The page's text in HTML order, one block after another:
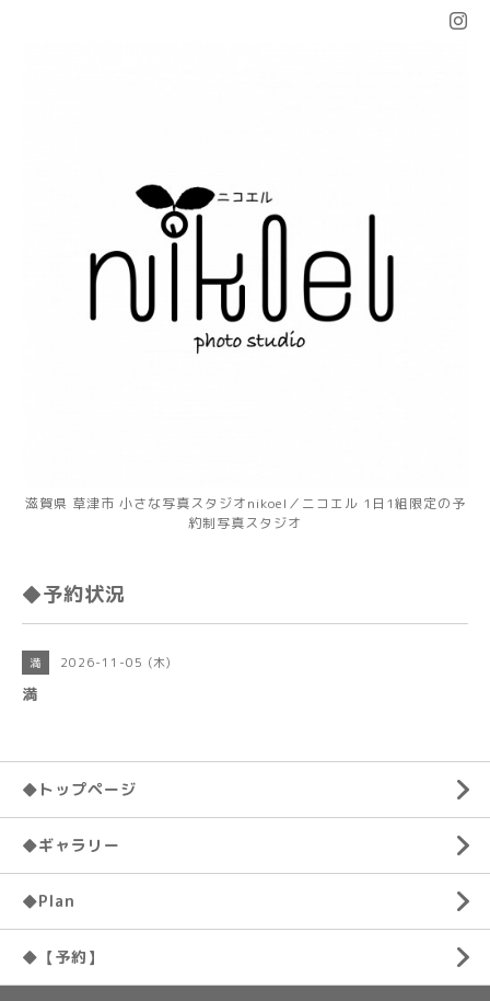
滋賀県 草津市 小さな写真スタジオnikoel／ニコエル 1日1組限定の予
約制写真スタジオ
◆予約状況
満 2026-11-05 (木)
満
◆トップページ
◆ギャラリー
◆Plan
◆【予約】